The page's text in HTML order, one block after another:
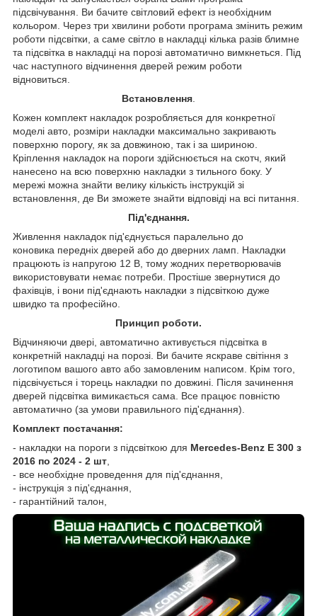
підсвічування. Ви бачите світловий ефект із необхідним
кольором. Через три хвилини роботи програма змінить режим
роботи підсвітки, а саме світло в накладці кілька разів блимне
та підсвітка в накладці на порозі автоматично вимкнеться. Під
час наступного відчинення дверей режим роботи
відновиться.
Встановлення
Кожен комплект накладок розробляється для конкретної
моделі авто, розміри накладки максимально закривають
поверхню порогу, як за довжиною, так і за шириною.
Кріплення накладок на пороги здійснюється на скотч, який
нанесено на всю поверхню накладки з тильного боку. У
мережі можна знайти велику кількість інструкцій зі
встановлення, де Ви зможете знайти відповіді на всі питання.
Під'єднання.
Живлення накладок під'єднується паралельно до
коновика передніх дверей або до дверних ламп. Накладки
працюють із напругою 12 В, тому жодних перетворювачів
використовувати немає потреби. Простіше звернутися до
фахівців, і вони під'єднають накладки з підсвіткою дуже
швидко та професійно.
Принцип роботи.
Відчиняючи двері, автоматично активується підсвітка в
конкретній накладці на порозі. Ви бачите яскраве світіння з
логотипом вашого авто або замовленим написом. Крім того,
підсвічується і торець накладки по довжині. Після зачинення
дверей підсвітка вимикається сама. Все працює повністю
автоматично (за умови правильного під'єднання).
Комплект постачання:
- накладки на пороги з підсвіткою для Mercedes-Benz E 300 з
2016 по 2024 - 2 шт
- все необхідне проведення для під'єднання,
- інструкція з під'єднання,
- гарантійний талон,